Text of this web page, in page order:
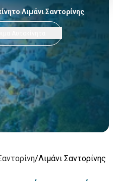
Λιμάνι Σαντορίνης
/Λιμάνι Σαντορίνης